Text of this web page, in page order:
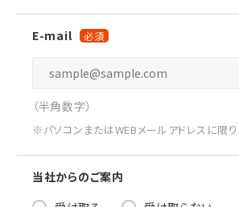
E-mail
（半角数字）
※パソコンまたはWEBメールアドレスに限り
当社からのご案内